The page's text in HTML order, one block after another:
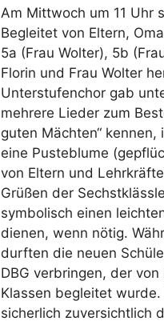
Am Mittwoch um 11 Uhr
Begleitet von Eltern,
5a (Frau Wolter), 5b
Florin und Frau Wolter
Unterstufenchor gab
mehrere Lieder zum
guten Mächten“
eine Pusteblume
von Eltern und
Grüßen der
symbolisch einen
dienen, wenn nötig.
durften die neuen
DBG verbringen, der
Klassen begleitet
sicherlich zuversichtlich